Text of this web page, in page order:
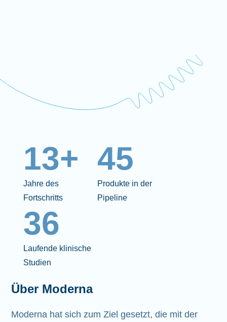
13+
Jahre des
Fortschritts
45
Produkte in der
Pipeline
36
Laufende klinische
Studien
Über Moderna
Moderna hat sich zum Ziel gesetzt, die mit der